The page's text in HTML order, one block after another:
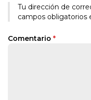
Tu dirección de
campos obligatorios
Comentario *